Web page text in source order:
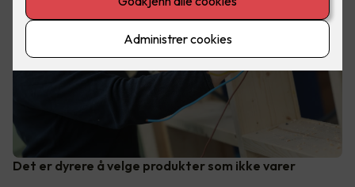
Det er dyrere å velge produkter som ikke varer